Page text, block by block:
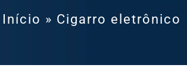
Início » Cigarro eletrônico